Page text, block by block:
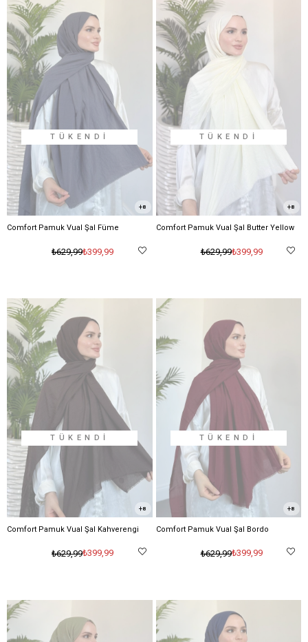
TÜKENDI
Comfort Pamuk Vual Şal Füme
₺399,99
₺629,99
8
TÜKENDI
Comfort Pamuk Vual Şal Butter Yellow
₺399,99
₺629,99
8
TÜKENDI
Comfort Pamuk Vual Şal Kahverengi
₺399,99
₺629,99
8
TÜKENDI
Comfort Pamuk Vual Şal Bordo
₺399,99
₺629,99
8